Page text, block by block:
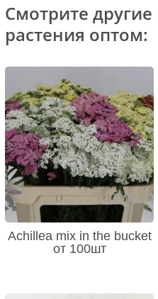
Смотрите
растения оптом:
Achillea mix in the bucket
от 100шт